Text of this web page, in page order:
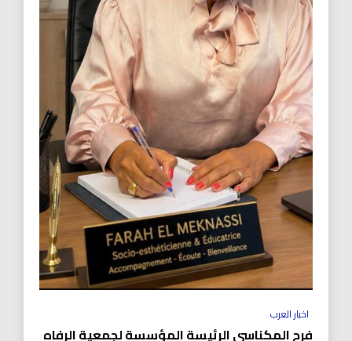
اخبار العرب
فرح المكناسي الرئيسة المؤسسة لجمعية الرفاه